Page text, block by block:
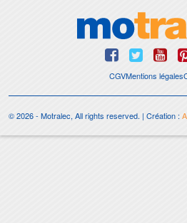
CGVMentions légales
© 2026 - Motralec, All rights reserved. | Création :